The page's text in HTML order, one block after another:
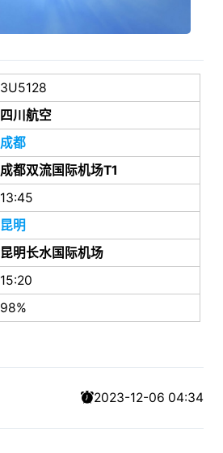
3U5128
四川航空
成都
成都双流国际机场T1
13:45
昆明
昆明长水国际机场
15:20
98%
2023-12-06 04:34